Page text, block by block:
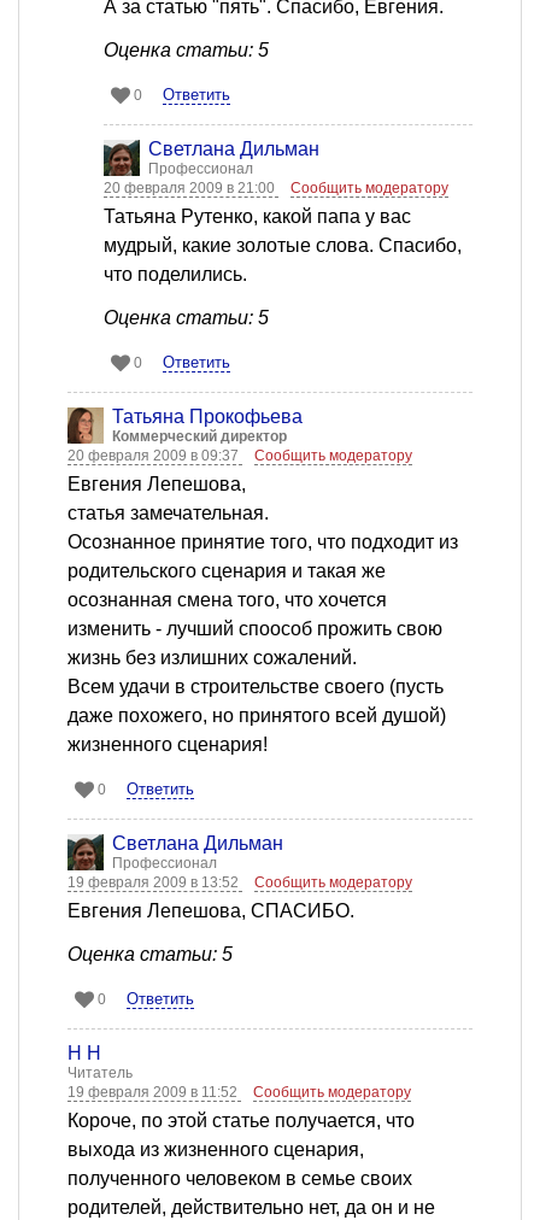
А за статью "пять". Спасибо, Евгения.
Оценка статьи: 5
0 Ответить
Светлана Дильман
Профессионал
20 февраля 2009 в 21:00
Сообщить модератору
Татьяна Рутенко, какой папа у вас
мудрый, какие золотые слова. Спасибо,
что поделились.
Оценка статьи: 5
0 Ответить
Татьяна Прокофьева
Коммерческий директор
20 февраля 2009 в 09:37
Сообщить модератору
Евгения Лепешова,
статья замечательная.
Осознанное принятие того, что подходит из
родительского сценария и такая же
осознанная смена того, что хочется
изменить - лучший споособ прожить свою
жизнь без излишних сожалений.
Всем удачи в строительстве своего (пусть
даже похожего, но принятого всей душой)
жизненного сценария!
0 Ответить
Светлана Дильман
Профессионал
19 февраля 2009 в 13:52
Сообщить модератору
Евгения Лепешова, СПАСИБО.
Оценка статьи: 5
0 Ответить
Н Н
Читатель
19 февраля 2009 в 11:52
Сообщить модератору
Короче, по этой статье получается, что
выхода из жизненного сценария,
полученного человеком в семье своих
родителей, действительно нет, да он и не